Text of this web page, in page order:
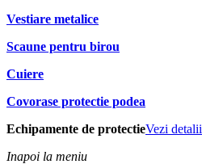
Vestiare metalice
Scaune pentru birou
Cuiere
Covorase protectie podea
Echipamente de protectieVezi detalii
Inapoi la meniu